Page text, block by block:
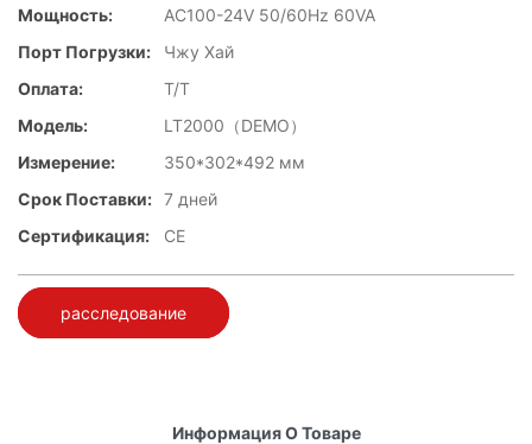
Мощность:
AC100-24V 50/60Hz 60VA
Порт Погрузки:
Чжу Хай
Оплата:
T/T
Модель:
LT2000（DEMO）
Измерение:
350*302*492 мм
Срок Поставки: 7 дней
Сертификация:
CE
расследование
Информация О Товаре